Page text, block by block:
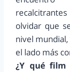
olvidar que
nivel
el lado más
¿Y qué film